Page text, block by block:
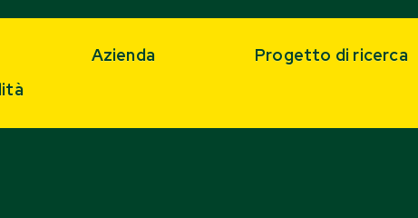
Azienda
Progetto di ricerca